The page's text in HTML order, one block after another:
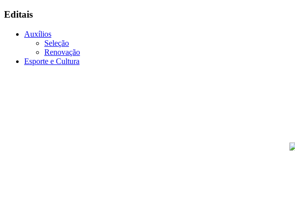
Editais
Auxílios
Seleção
Renovação
Esporte e Cultura